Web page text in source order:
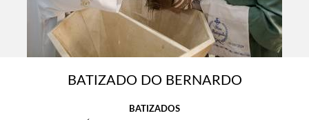
BATIZADO DO BERNARDO
BATIZADOS